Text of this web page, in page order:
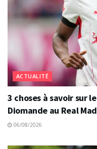
ACTUALITÉ
3 choses à savoir sur
Diomande au Real
06/08/2026